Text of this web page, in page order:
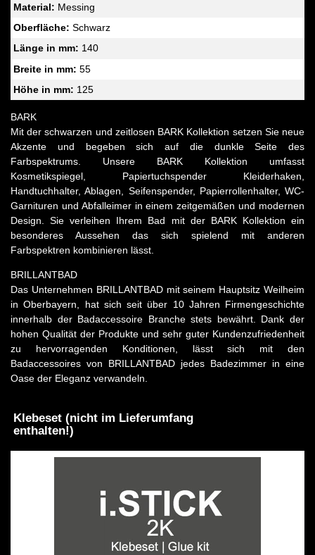
Material: Messing
Oberfläche: Schwarz
Länge in mm: 140
Breite in mm: 55
Höhe in mm: 125
BARK
Mit der schwarzen und zeitlosen BARK Kollektion setzen Sie neue
Akzente und begeben sich auf die dunkle Seite des
Farbspektrums. Unsere BARK Kollektion umfasst
Kosmetikspiegel, Papiertuchspender Kleiderhaken,
Handtuchhalter, Ablagen, Seifenspender, Papierrollenhalter, WC-
Garnituren und Abfalleimer in einem zeitgemäßen und modernen
Design. Sie verleihen Ihrem Bad mit der BARK Kollektion ein
besonderes Aussehen das sich spielend mit anderen
Farbspektren kombinieren lässt.
BRILLANTBAD
Das Unternehmen BRILLANTBAD mit seinem Hauptsitz Weilheim
in Oberbayern, hat sich seit über 10 Jahren Firmengeschichte
innerhalb der Badaccessoire Branche stets bewährt. Dank der
hohen Qualität der Produkte und sehr guter Kundenzufriedenheit
zu hervorragenden Konditionen, lässt sich mit den
Badaccessoires von BRILLANTBAD jedes Badezimmer in eine
Oase der Eleganz verwandeln.
Klebeset (nicht im Lieferumfang
enthalten!)